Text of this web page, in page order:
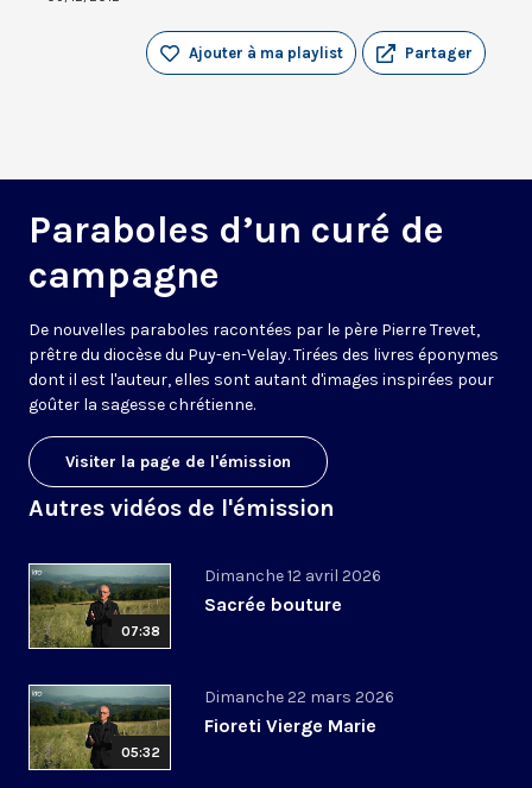
Partager
Ajouter à ma playlist
Paraboles d’un curé de
campagne
De nouvelles paraboles racontées par le père Pierre Trevet,
prêtre du diocèse du Puy-en-Velay. Tirées des livres éponymes
dont il est l'auteur, elles sont autant d'images inspirées pour
goûter la sagesse chrétienne.
Visiter la page de l'émission
Autres vidéos de l'émission
07:38
Dimanche 12 avril 2026
Sacrée bouture
05:32
Dimanche 22 mars 2026
Fioreti Vierge Marie